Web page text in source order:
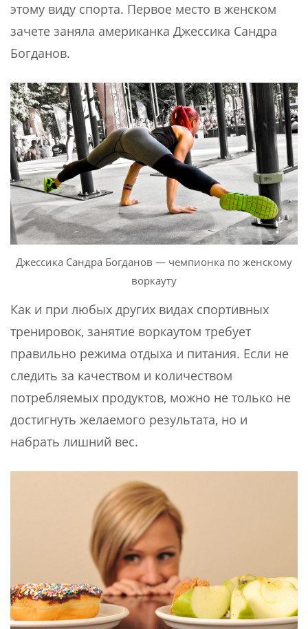
этому виду спорта. Первое место в женском
зачете заняла американка Джессика Сандра
Богданов.
Джессика Сандра Богданов — чемпионка по женскому
воркауту
Как и при любых других видах спортивных
тренировок, занятие воркаутом требует
правильно режима отдыха и питания. Если не
следить за качеством и количеством
потребляемых продуктов, можно не только не
достигнуть желаемого результата, но и
набрать лишний вес.